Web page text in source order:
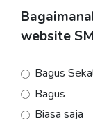
website
Bagus
Bagus
Biasa saja